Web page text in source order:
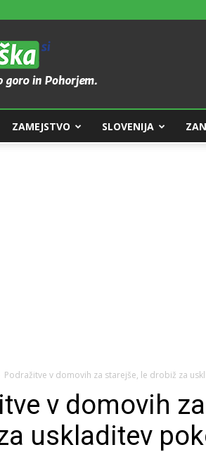
ZAMEJSTVO SLOVENIJA
Podražitve v domovih za starejše, le drobiž za
v domovih
uskladitev